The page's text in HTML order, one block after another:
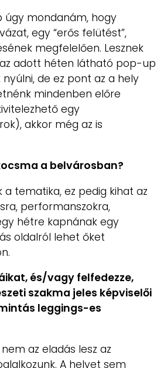
úgy mondanám, hogy
egy “erős felütést”,
megfelelően. Lesznek
adott héten látható pop-up
de ez pont az a hely
mindenben előre
egy
akkor még az is
a belvárosban?
tematika, ez pedig kihat az
performanszokra,
hétre kapnának egy
oldalról lehet őket
és/vagy felfedezze,
szakma jeles képviselői
leggings-es
az eladás lesz az
A helyet sem